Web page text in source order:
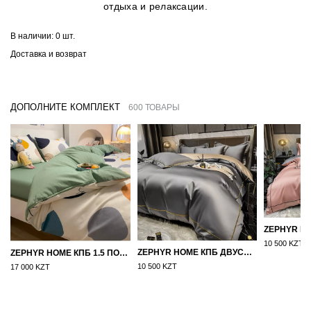
отдыха и релаксации.
В наличии: 0 шт.
Доставка и возврат
ДОПОЛНИТЕ КОМПЛЕКТ 600 ТОВАРЫ
ZEPHYR HOME КПБ 1.5 ПОЛУТОРКА ЦВЕТНЫЕ КРУГИ
17 000 KZT
ZEPHYR HOME КПБ ДВУСПАЛКА ЕВРО МАКО-САТИН 100S ГРАНИТ
10 500 KZT
10 500 KZT